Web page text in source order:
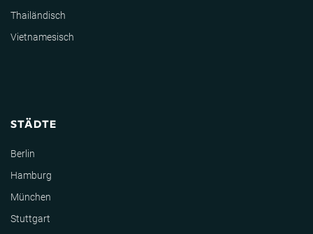
Thailändisch
Vietnamesisch
STÄDTE
Berlin
Hamburg
München
Stuttgart